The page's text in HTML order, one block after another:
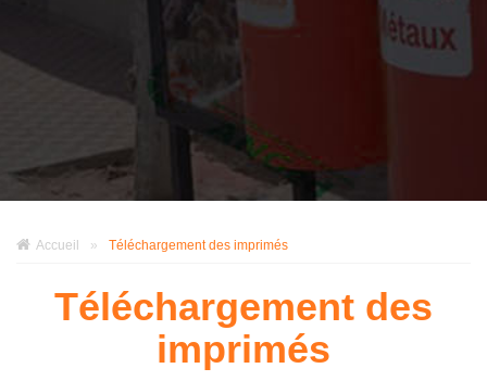
Accueil » Téléchargement des imprimés
Téléchargement des
imprimés